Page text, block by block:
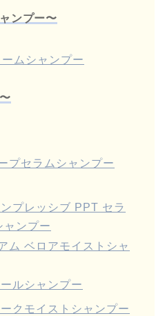
ンプー〜
ムシャンプー
プセラムシャンプー
プレッシブ PPT セラ
ャンプー
ム ベロアモイストシャ
ルシャンプー
クモイストシャンプー